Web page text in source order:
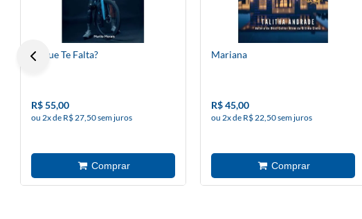
O Que Te Falta?
R$ 55,00
ou 2x de R$ 27,50 sem juros
Mariana
R$ 45,00
ou 2x de R$ 22,50 sem juros